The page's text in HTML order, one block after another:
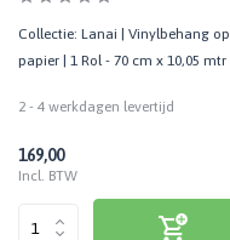
Collectie: Lanai | Vinylbehang op
papier | 1 Rol - 70 cm x 10,05 mtr
2 - 4 werkdagen levertijd
169,00
Incl. BTW